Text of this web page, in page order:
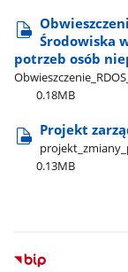
Środowiska
potrzeb osób
0.18MB
Projekt
0.13MB